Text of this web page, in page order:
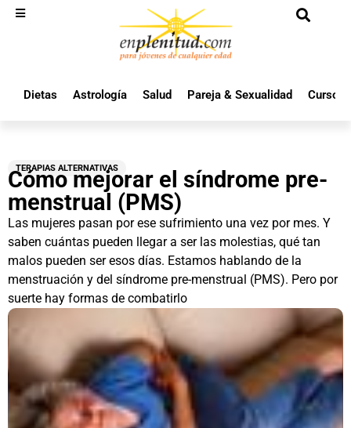
Dietas Astrología Salud Pareja & Sexualidad Cursos
TERAPIAS ALTERNATIVAS
Cómo mejorar el síndrome pre-
menstrual (PMS)
Las mujeres pasan por ese sufrimiento una vez por mes. Y
saben cuántas pueden llegar a ser las molestias, qué tan
malos pueden ser esos días. Estamos hablando de la
menstruación y del síndrome pre-menstrual (PMS). Pero por
suerte hay formas de combatirlo